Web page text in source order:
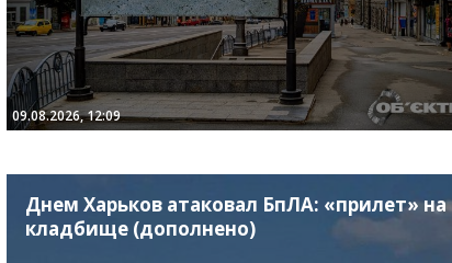
09.08.2026, 12:09
Днем Харьков атаковал БпЛА: «прилет» на
кладбище (дополнено)